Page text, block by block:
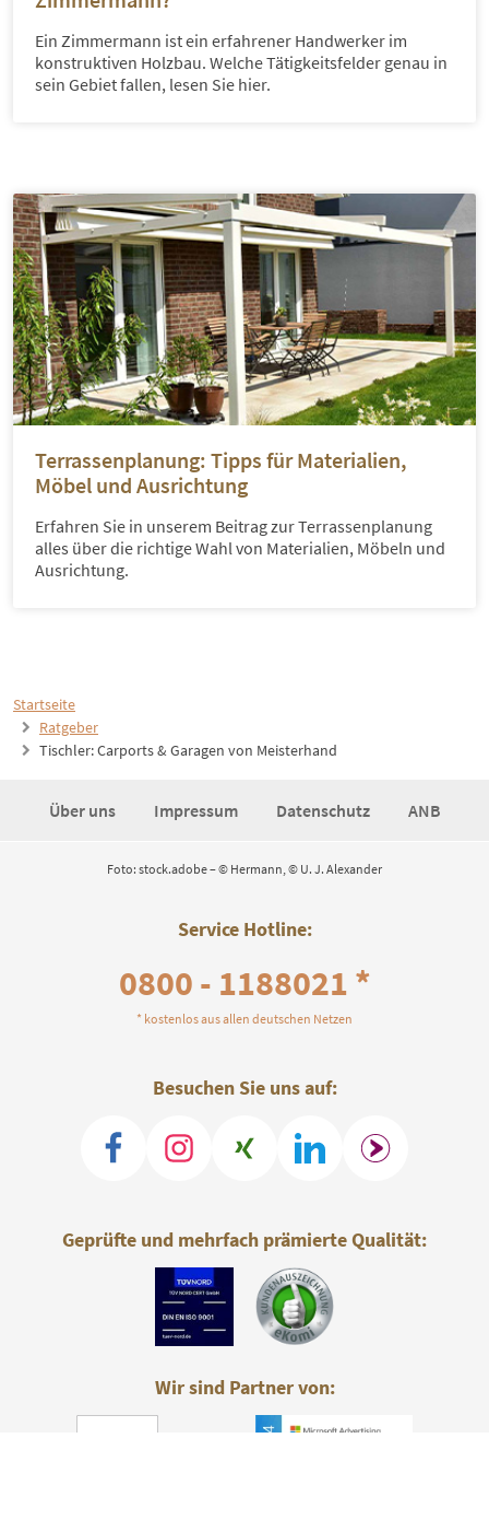
Startseite
Ratgeber
Tischler: Carports & Garagen von Meisterhand
Ein Zimmermann ist ein erfahrener Handwerker im
konstruktiven Holzbau. Welche Tätigkeitsfelder genau in
sein Gebiet fallen, lesen Sie hier.
Terrassenplanung: Tipps für Materialien,
Möbel und Ausrichtung
Erfahren Sie in unserem Beitrag zur Terrassenplanung
alles über die richtige Wahl von Materialien, Möbeln und
Ausrichtung.
Über uns Impressum Datenschutz ANB
Foto: stock.adobe – © Hermann, © U. J. Alexander
Service Hotline:
0800 - 1188021 *
* kostenlos aus allen deutschen Netzen
Besuchen Sie uns auf:
Geprüfte und mehrfach prämierte Qualität:
Wir sind Partner von: